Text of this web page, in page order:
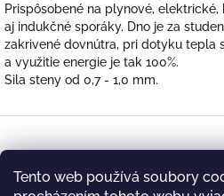
Tento web používá soubory
Prispôsobené na plynové, elektrické,
aj indukčné sporáky. Dno je za
zakrivené dovnútra, pri dotyku tepla
a využitie energie je tak 100%.
Sila steny od 0,7 - 1,0 mm.
á
briada farmfrites.cz